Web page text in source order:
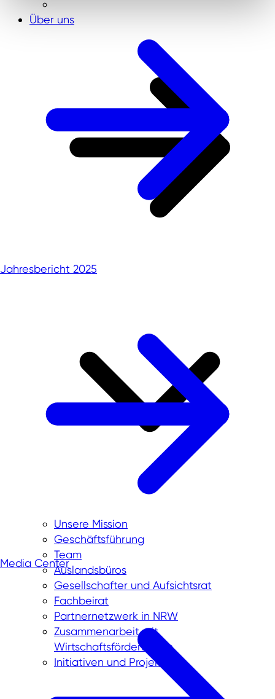
Über uns
Unsere Mission
Geschäftsführung
Team
Auslandsbüros
Gesellschafter und Aufsichtsrat
Fachbeirat
Partnernetzwerk in NRW
Zusammenarbeit mit
Wirtschaftsförderungen
Initiativen und Projekte
Jahresbericht 2025
Media Center